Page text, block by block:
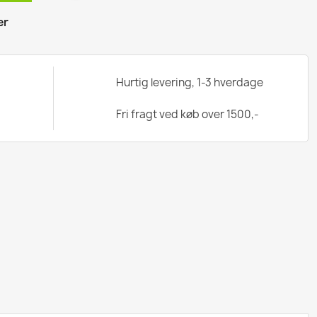
Hurtig levering, 1-3 hverdage
Fri fragt ved køb over 1500,-